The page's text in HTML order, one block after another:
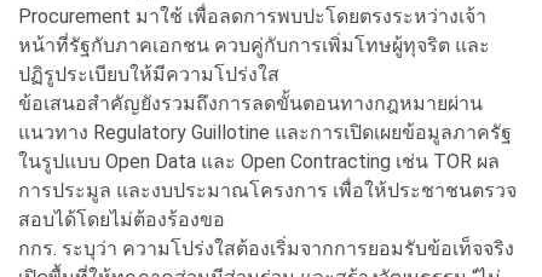
Procurement มาใช้ เพื่อลดการพบปะโดยตรงระหว่างเจ้า
หน้าที่รัฐกับภาคเอกชน ควบคู่กับการเพิ่มโทษผู้ทุจริต และ
ปฏิรูประเบียบให้มีความโปร่งใส
ข้อเสนอสำคัญยังรวมถึงการลดขั้นตอนทางกฎหมายผ่าน
แนวทาง Regulatory Guillotine และการเปิดเผยข้อมูลภาครัฐ
ในรูปแบบ Open Data และ Open Contracting เช่น TOR ผล
การประมูล และงบประมาณโครงการ เพื่อให้ประชาชนตรวจ
สอบได้โดยไม่ต้องร้องขอ
กกร. ระบุว่า ความโปร่งใสต้องเริ่มจากการยอมรับข้อเท็จจริง